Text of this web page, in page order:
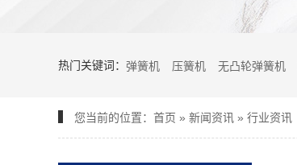
热门关键词： 弹簧机 压簧机 无凸轮弹簧机
您当前的位置： 首页 » 新闻资讯 » 行业资讯